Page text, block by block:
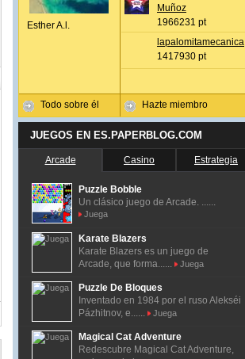
Esther A.l.
Todo sobre él
Muñoz
1966231 pt
lapalomitamecanica
1417930 pt
Hazte miembro
JUEGOS EN ES.PAPERBLOG.COM
Arcade Casino Estrategia
Puzzle Bobble
Un clásico juego de Arcade. ......
Juega
Karate Blazers
Karate Blazers es un juego de
Arcade, que forma......
Juega
Puzzle De Bloques
Inventado en 1984 por el ruso Alekséi
Pázhitnov, e......
Juega
Magical Cat Adventure
Redescubre Magical Cat Adventure,